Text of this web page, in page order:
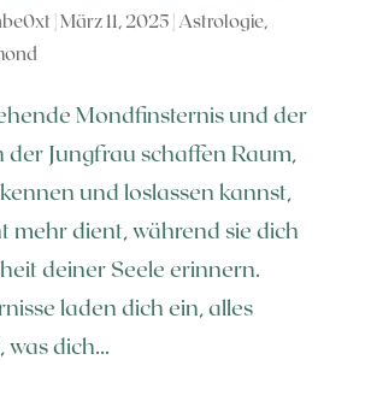
|März 11, 2025| Astrologie,
Mondfinsternis und der
der Jungfrau schaffen Raum,
und loslassen kannst,
mehr dient, während sie dich
deiner Seele erinnern.
laden dich ein, alles
was dich...